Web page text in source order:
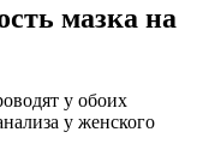
мазка на
у обоих
у женского